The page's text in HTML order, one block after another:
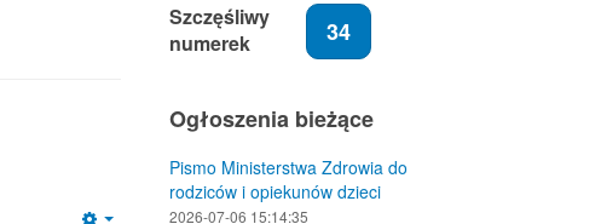
Szczęśliwy
numerek
34
Ogłoszenia bieżące
Pismo Ministerstwa Zdrowia do
rodziców i opiekunów dzieci
2026-07-06 15:14:35